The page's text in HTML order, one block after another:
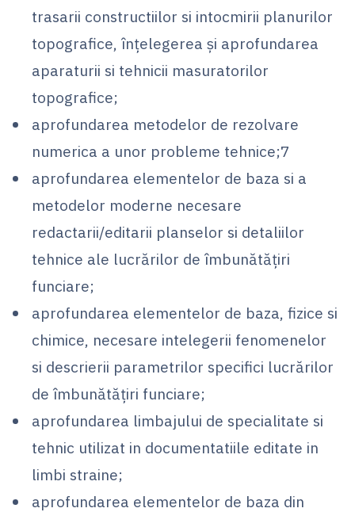
trasarii constructiilor si intocmirii planurilor
topografice, înţelegerea şi aprofundarea
aparaturii si tehnicii masuratorilor
topografice;
aprofundarea metodelor de rezolvare
numerica a unor probleme tehnice;7
aprofundarea elementelor de baza si a
metodelor moderne necesare
redactarii/editarii planselor si detaliilor
tehnice ale lucrărilor de îmbunătăţiri
funciare;
aprofundarea elementelor de baza, fizice si
chimice, necesare intelegerii fenomenelor
si descrierii parametrilor specifici lucrărilor
de îmbunătăţiri funciare;
aprofundarea limbajului de specialitate si
tehnic utilizat in documentatiile editate in
limbi straine;
aprofundarea elementelor de baza din